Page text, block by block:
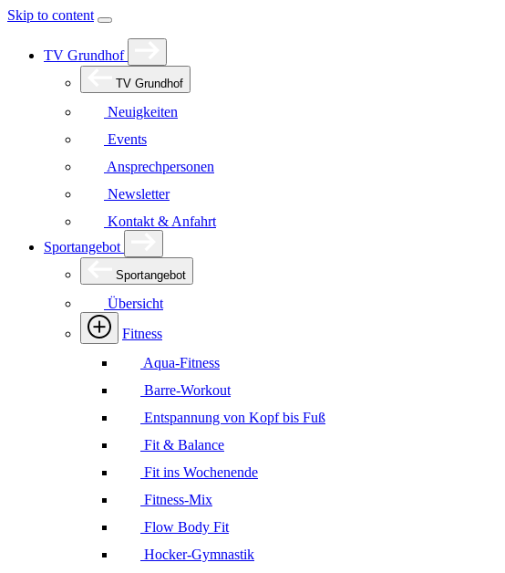
Skip to content
TV Grundhof
TV Grundhof
Neuigkeiten
Events
Ansprechpersonen
Newsletter
Kontakt & Anfahrt
Sportangebot
Sportangebot
Übersicht
Fitness
Aqua-Fitness
Barre-Workout
Entspannung von Kopf bis Fuß
Fit & Balance
Fit ins Wochenende
Fitness-Mix
Flow Body Fit
Hocker-Gymnastik